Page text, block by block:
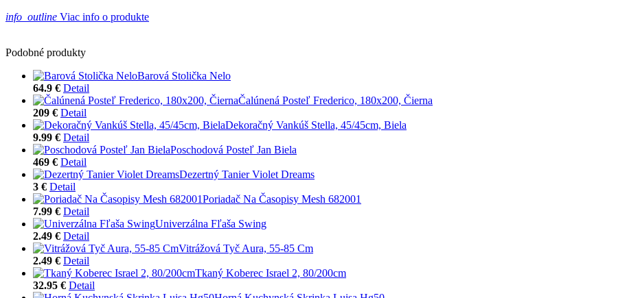
info_outline Viac info o produkte
Podobné produkty
Barová Stolička Nelo
64.9 € Detail
Čalúnená Posteľ Frederico, 180x200, Čierna
209 € Detail
Dekoračný Vankúš Stella, 45/45cm, Biela
9.99 € Detail
Poschodová Posteľ Jan Biela
469 € Detail
Dezertný Tanier Violet Dreams
3 € Detail
Poriadač Na Časopisy Mesh 682001
7.99 € Detail
Univerzálna Fľaša Swing
2.49 € Detail
Vitrážová Tyč Aura, 55-85 Cm
2.49 € Detail
Tkaný Koberec Israel 2, 80/200cm
32.95 € Detail